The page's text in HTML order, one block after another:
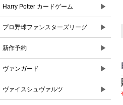
Harry Potter カードゲーム ▶
プロ野球ファンスターズリーグ ▶
新作予約 ▶
ヴァンガード ▶
ヴァイスシュヴァルツ ▶